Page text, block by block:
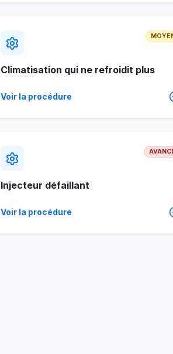
Climatisation qui ne refroidit plus
Voir la procédure
Injecteur défaillant
Voir la procédure